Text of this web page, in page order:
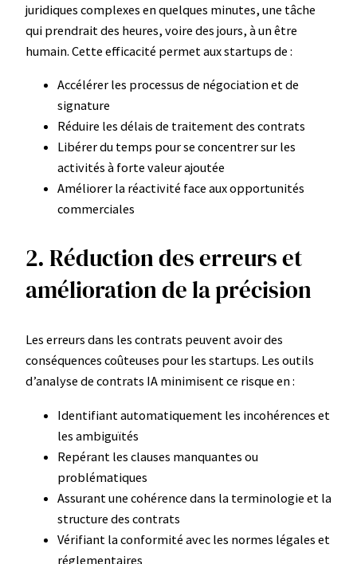
juridiques complexes en quelques minutes, une tâche
qui prendrait des heures, voire des jours, à un être
humain. Cette efficacité permet aux startups de :
Accélérer les processus de négociation et de
signature
Réduire les délais de traitement des contrats
Libérer du temps pour se concentrer sur les
activités à forte valeur ajoutée
Améliorer la réactivité face aux opportunités
commerciales
2. Réduction des erreurs et
amélioration de la précision
Les erreurs dans les contrats peuvent avoir des
conséquences coûteuses pour les startups. Les outils
d’analyse de contrats IA minimisent ce risque en :
Identifiant automatiquement les incohérences et
les ambiguïtés
Repérant les clauses manquantes ou
problématiques
Assurant une cohérence dans la terminologie et la
structure des contrats
Vérifiant la conformité avec les normes légales et
réglementaires